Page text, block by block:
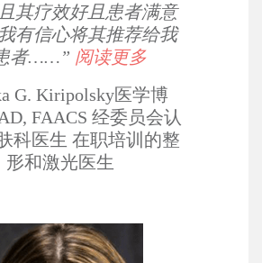
其疗效好且患者满意
有信心将其推荐给我
者……” 阅读更多
G. Kiripolsky医学博
FAACS 经委员会认
科医生 在职培训的整
形和激光医生